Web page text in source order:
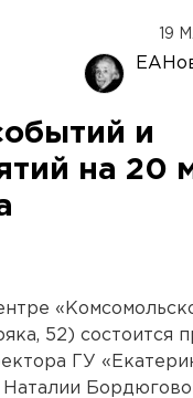
19
и
на 20
52) состоится
ГУ
Наталии